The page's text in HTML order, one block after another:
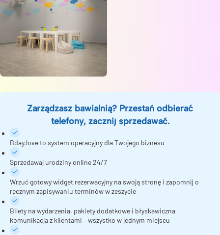
Zarządzasz bawialnią? Przestań odbierać
telefony, zacznij sprzedawać.
Bday.love to system operacyjny dla Twojego biznesu
Sprzedawaj urodziny online 24/7
Wrzuć gotowy widget rezerwacyjny na swoją stronę i zapomnij o
ręcznym zapisywaniu terminów w zeszycie
Bilety na wydarzenia, pakiety dodatkowe i błyskawiczna
komunikacja z klientami – wszystko w jednym miejscu